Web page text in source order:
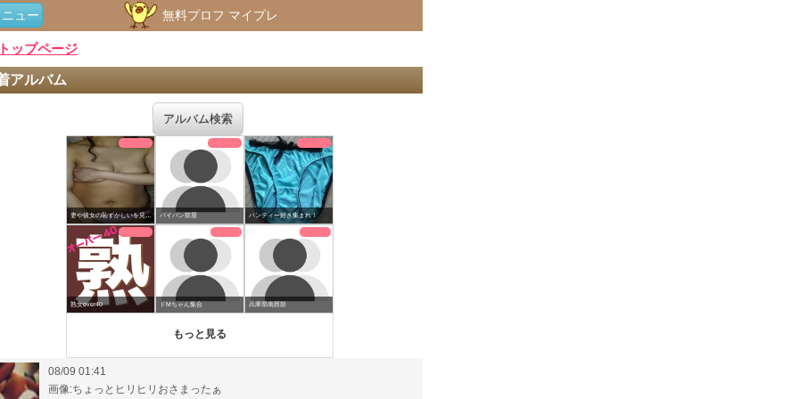
ュー 無料プロフ マイプレ
ップページ
アルバム
アルバム検索
08/09 01:41
画像:ちょっとヒリヒリおさまったぁ